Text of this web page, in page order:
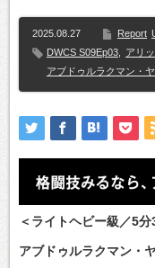
2025.08.27 Report
DWCS S09Ep03
アリ
アブドゥルラクマン・
＜ライトヘビー級／5分
アブドゥルラクマン・